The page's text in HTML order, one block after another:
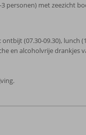
personen) met zeezicht
(07.30-09.30), lunch
en alcoholvrije drankjes